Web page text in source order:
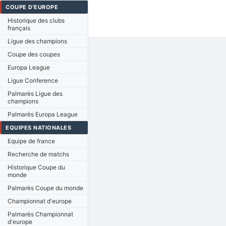
COUPE D'EUROPE
Historique des clubs
français
Ligue des champions
Coupe des coupes
Europa League
Ligue Conference
Palmarès Ligue des
champions
Palmarès Europa League
EQUIPES NATIONALES
Equipe de france
Recherche de matchs
Historique Coupe du
monde
Palmarès Coupe du monde
Championnat d'europe
Palmarès Championnat
d'europe